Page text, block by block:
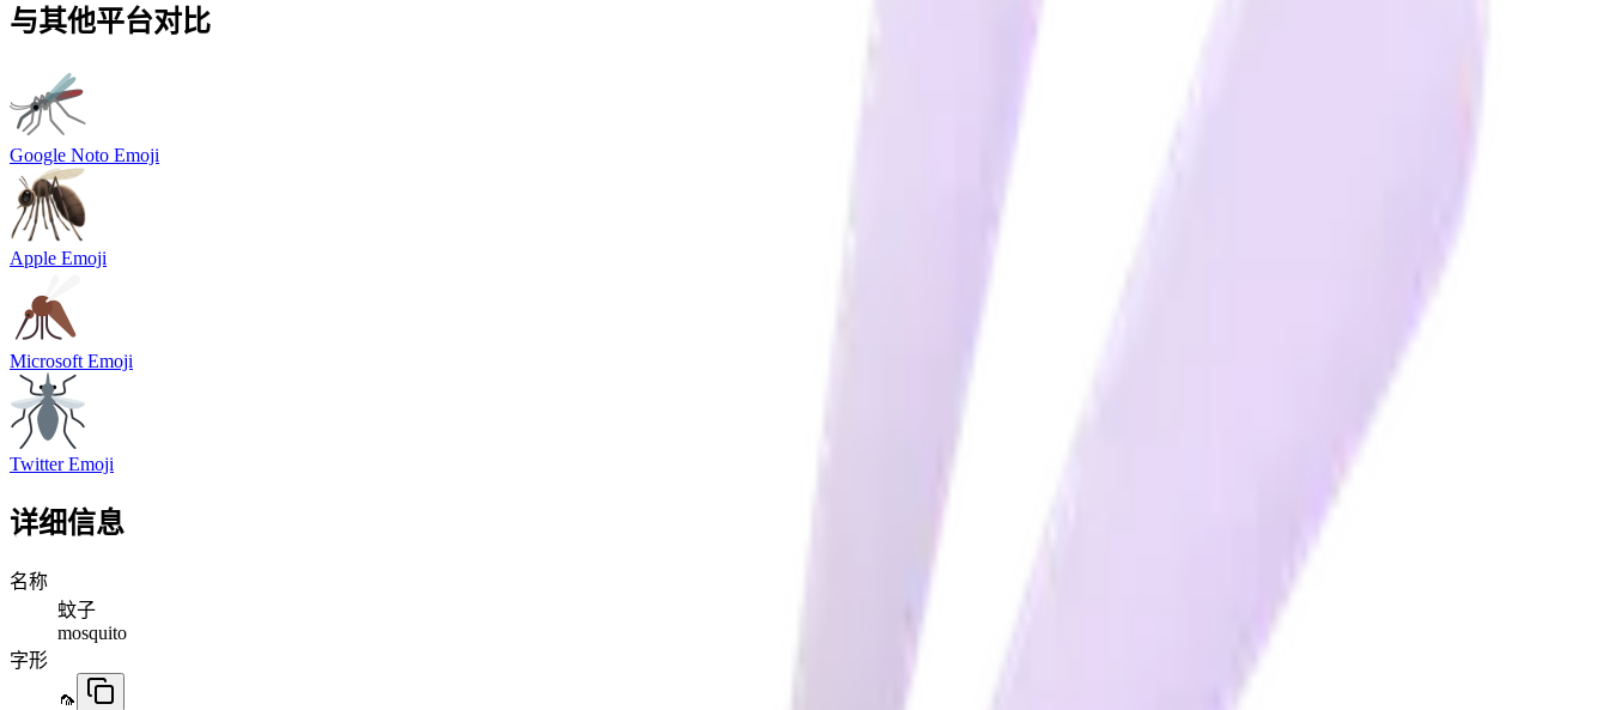
与其他平台对比
Google Noto Emoji
Apple Emoji
Microsoft Emoji
Twitter Emoji
详细信息
名称
蚊子
mosquito
字形
🦟